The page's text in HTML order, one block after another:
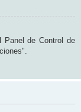
Panel de Control de